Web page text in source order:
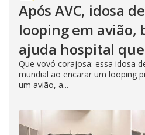
Após AVC, idosa
looping em avião,
ajuda hospital
Que vovó corajosa: essa idosa
mundial ao encarar um looping
um avião, a...